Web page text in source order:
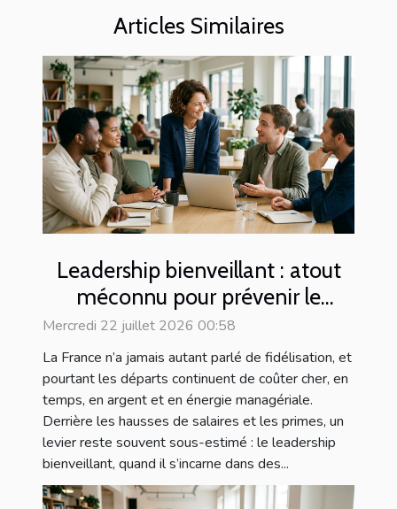
Articles Similaires
Leadership bienveillant : atout
méconnu pour prévenir le
turnover
Mercredi 22 juillet 2026 00:58
La France n’a jamais autant parlé de fidélisation, et
pourtant les départs continuent de coûter cher, en
temps, en argent et en énergie managériale.
Derrière les hausses de salaires et les primes, un
levier reste souvent sous-estimé : le leadership
bienveillant, quand il s’incarne dans des...